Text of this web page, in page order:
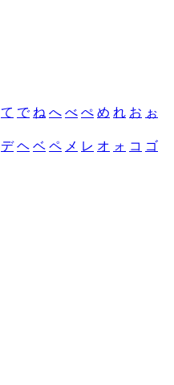
て で ね へ べ ぺ め れ お ぉ
デ ヘ ベ ペ メ レ オ ォ コ ゴ